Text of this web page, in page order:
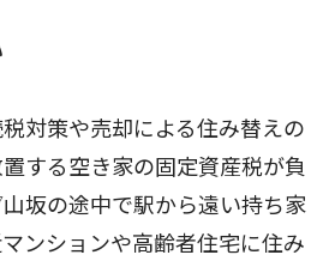
対策や売却による住み替えの
する空き家の固定資産税が負
坂の途中で駅から遠い持ち家
ンションや高齢者住宅に住み